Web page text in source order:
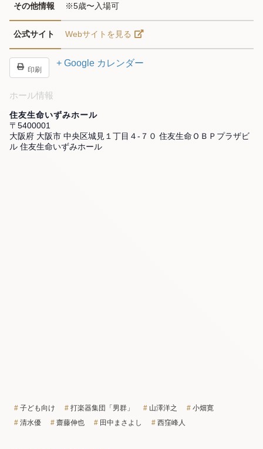
その他情報 ※5歳〜入場可
公式サイト Webサイトを見る
印刷
+ Google カレンダー
ホール情報
住友生命いずみホール
〒5400001
大阪府 大阪市 中央区城見１丁目４-７０ 住友生命ＯＢＰプラザビ
ル 住友生命いずみホール
子ども向け 打楽器集団「男群」 山澤洋之
小畑寛
清水優
齋藤伸也 田中まさよし 西窪峰人